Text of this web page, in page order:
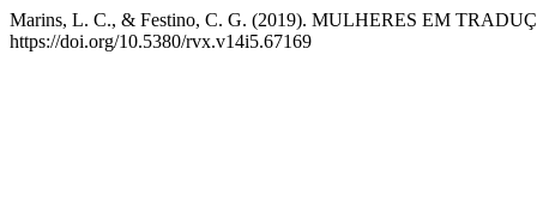
Marins, L. C., & Festino, C. G. (2019). MULHERES EM
https://doi.org/10.5380/rvx.v14i5.67169